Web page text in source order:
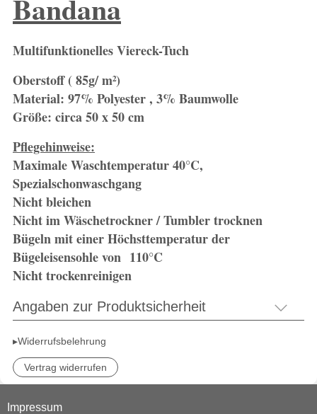
Bandana
Multifunktionelles Viereck-Tuch
Oberstoff ( 85g/ m²)
Material: 97% Polyester , 3% Baumwolle
Größe: circa 50 x 50 cm
Pflegehinweise:
Maximale Waschtemperatur 40°C,
Spezialschonwaschgang
Nicht bleichen
Nicht im Wäschetrockner / Tumbler trocknen
Bügeln mit einer Höchsttemperatur der
Bügeleisensohle von 110°C
Nicht trockenreinigen
Angaben zur Produktsicherheit
▸Widerrufsbelehrung
Vertrag widerrufen
Impressum